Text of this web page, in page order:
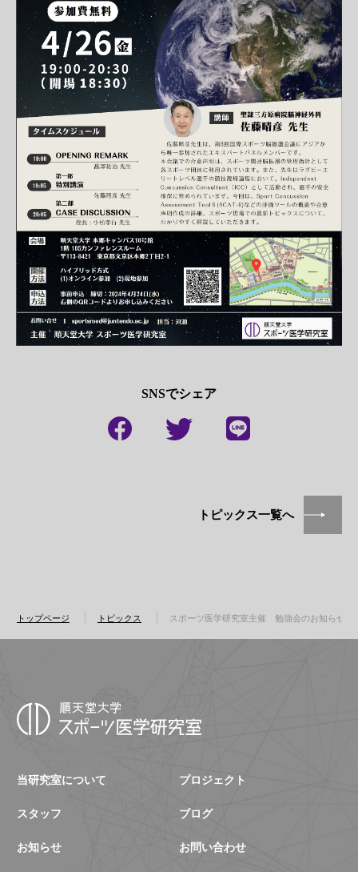
SNSでシェア
トピックス一覧へ
トップページ トピックス スポーツ医学研究室主催 勉強会のお知らせ
当研究室について プロジェクト
スタッフ ブログ
お知らせ お問い合わせ